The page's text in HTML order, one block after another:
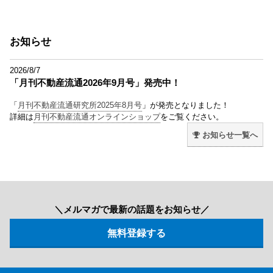
お知らせ
2026/8/7
「月刊不動産流通2026年9月号」発売中！
「 月刊不動産流通研究所2025年8月号 」が発売となりました！
詳細は 月刊不動産流通オンラインショップをご覧ください。
お知らせ一覧へ
＼メルマガで最新の話題をお知らせ／